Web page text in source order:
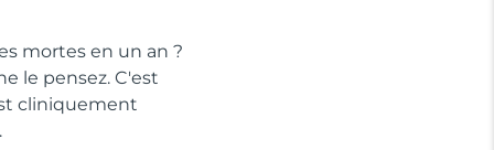
mortes en un an ?
le pensez. C'est
cliniquement